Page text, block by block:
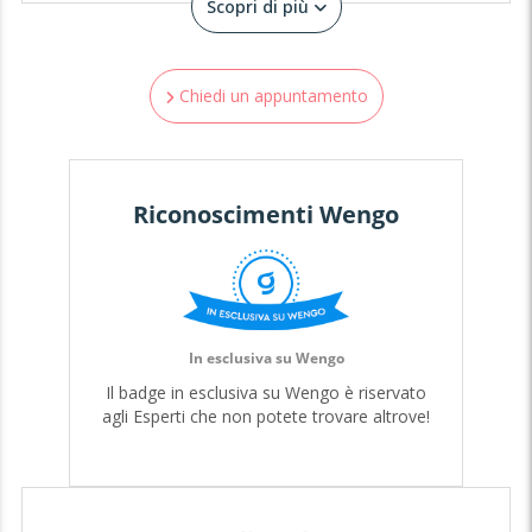
🃏 CONSULENZE di CARTOMANZIA previsionale ed
naturale ed 0ltre ad utilizzarli per i consulti ne ho una
mondo in diverse lingue straniere oltre che in italiano.
Sono appassionata anche le Sibille e di Oracoli. Alcuni
mazzi di carte sono mie creazioni e rispecchiano tutte le
tematiche attuali dei giorni nostri comprese problematiche
psicologiche, emotive, sessuali e di relazione tra individui
eterosessuali oppure coppia gay o lgbt+. Utilizzo anche
carte per la lettura spirituale quali Tarocchi degli Angeli ed
Oracoli Angelici, Carte sugli archetipi. Le mie letture
daranno anche dei tempi il piu' verosimili possibili.
Scopri di più
Chiedi un appuntamento
Riconoscimenti Wengo
In esclusiva su Wengo
Il badge in esclusiva su Wengo è riservato
agli Esperti che non potete trovare altrove!